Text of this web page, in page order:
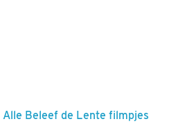
Alle Beleef de Lente filmpjes